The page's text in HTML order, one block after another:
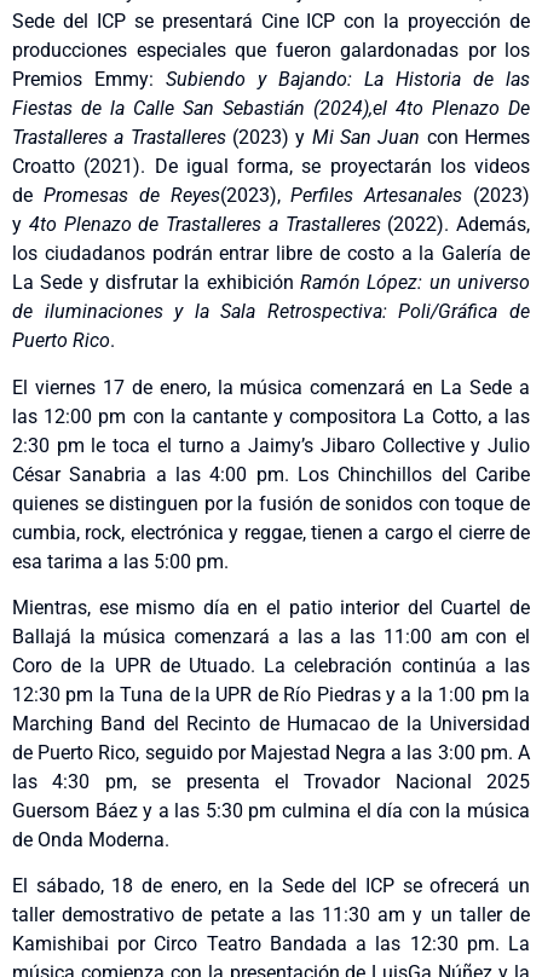
Sede del ICP se presentará Cine ICP con la proyección de
producciones especiales que fueron galardonadas por los
Premios Emmy: Subiendo y Bajando: La Historia de las
Fiestas de la Calle San Sebastián (2024),el 4to Plenazo De
Trastalleres a Trastalleres (2023) y Mi San Juan con Hermes
Croatto (2021). De igual forma, se proyectarán los videos
de Promesas de Reyes(2023),Perfiles Artesanales (2023)
y 4to Plenazo de Trastalleres a Trastalleres(2022). Además,
los ciudadanos podrán entrar libre de costo a la Galería de
La Sede y disfrutar la exhibición Ramón López: un universo
de iluminaciones y la Sala Retrospectiva: Poli/Gráfica de
Puerto Rico.
El viernes 17 de enero, la música comenzará en La Sede a
las 12:00 pm con la cantante y compositora La Cotto, a las
2:30 pm le toca el turno a Jaimy’s Jibaro Collective y Julio
César Sanabria a las 4:00 pm. Los Chinchillos del Caribe
quienes se distinguen por la fusión de sonidos con toque de
cumbia, rock, electrónica y reggae, tienen a cargo el cierre de
esa tarima a las 5:00 pm.
Mientras, ese mismo día en el patio interior del Cuartel de
Ballajá la música comenzará a las a las 11:00 am con el
Coro de la UPR de Utuado. La celebración continúa a las
12:30 pm la Tuna de la UPR de Río Piedras y a la 1:00 pm la
Marching Band del Recinto de Humacao de la Universidad
de Puerto Rico, seguido por Majestad Negra a las 3:00 pm. A
las 4:30 pm, se presenta el Trovador Nacional 2025
Guersom Báez y a las 5:30 pm culmina el día con la música
de Onda Moderna.
El sábado, 18 de enero, en la Sede del ICP se ofrecerá un
taller demostrativo de petate a las 11:30 am y un taller de
Kamishibai por Circo Teatro Bandada a las 12:30 pm. La